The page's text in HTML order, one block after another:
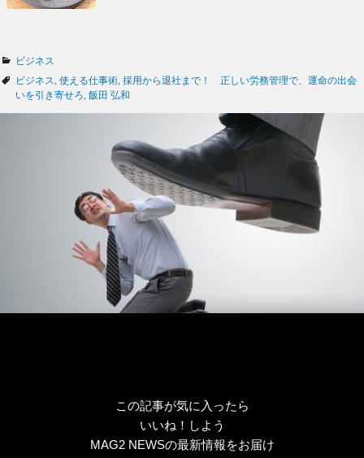
カ
テ
ゴ
ビジネス
タ
グ
ビジネス 使える仕事術 採用から退社まで！ 正しい労務管理で、運命の出会
いを引き寄せろ 飯田 弘和
この記事が気に入ったら
いいね！しよう
MAG2 NEWSの最新情報をお届け